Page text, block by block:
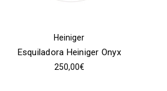
Heiniger
Esquiladora Heiniger Onyx
250,00€